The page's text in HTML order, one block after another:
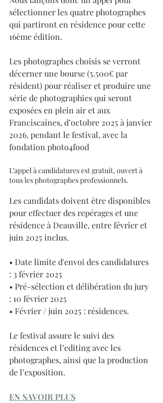
sélectionner les quatre photographes
qui partiront en résidence pour cette
16ème édition.
Les photographes choisis se verront
décerner une bourse (5.500€ par
résident) pour réaliser et produire une
série de photographies qui seront
exposées en plein air et aux
Franciscaines, d’octobre 2025 à janvier
2026, pendant le festival, avec la
fondation photo4food
L’appel à candidatures est gratuit, ouvert à
tous les photographes professionnels.
Les candidats doivent être disponibles
pour effectuer des repérages et une
résidence à Deauville, entre février et
juin 2025 inclus.
• Date limite d'envoi des candidatures
: 3 février 2025
• Pré-sélection et délibération du jury
: 10 février 2025
• Février / juin 2025 : résidences.
Le festival assure le suivi des
résidences et l’editing avec les
photographes, ainsi que la production
de l’exposition.
EN SAVOIR PLUS